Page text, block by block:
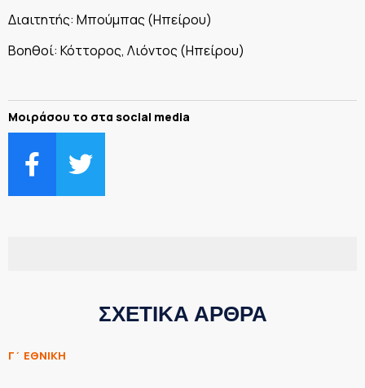
Διαιτητής: Μπούμπας (Ηπείρου)
Βοηθοί: Κόττορος, Λιόντος (Ηπείρου)
Μοιράσου το στα social media
ΣΧΕΤΙΚΑ ΑΡΘΡΑ
Γ΄ ΕΘΝΙΚΗ